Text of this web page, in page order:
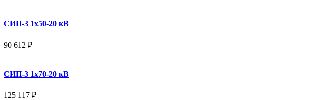
СИП-3 1x50-20 кВ
90 612 ₽
СИП-3 1x70-20 кВ
125 117 ₽